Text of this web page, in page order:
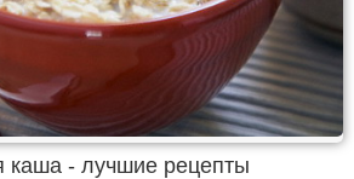
каша - лучшие рецепты